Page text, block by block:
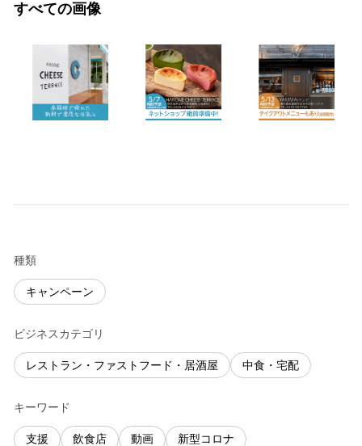
すべての画像
種類
キャンペーン
ビジネスカテゴリ
レストラン・ファストフード・居酒屋 中食・宅配
キーワード
支援 飲食店 動画 新型コロナ